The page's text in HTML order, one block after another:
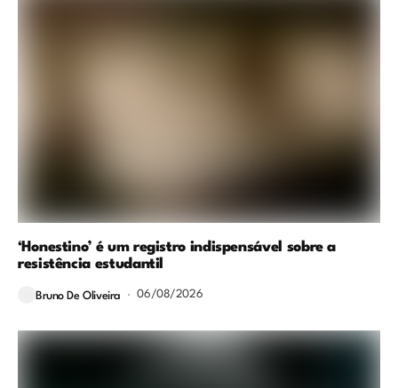
‘Honestino’ é um registro indispensável sobre a
resistência estudantil
Bruno De Oliveira 06/08/2026